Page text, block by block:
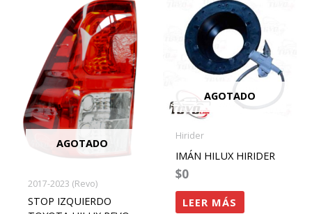
AGOTADO
2017-2023 (Revo)
STOP IZQUIERDO
AGOTADO
Hirider
IMÁN HILUX HIRIDER
$0
LEER MÁS